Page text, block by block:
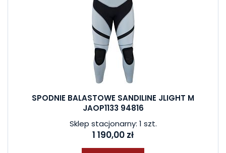
SPODNIE BALASTOWE SANDILINE JLIGHT M
JAOP1133 94816
Sklep stacjonarny: 1 szt.
1 190,00 zł